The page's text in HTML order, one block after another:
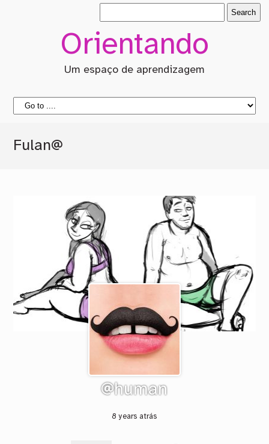
Orientando
Um espaço de aprendizagem
Fulan@
@human
8 years atrás